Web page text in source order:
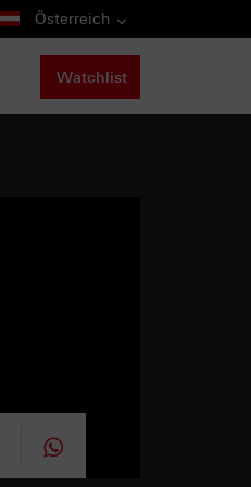
Österreich
Watchlist